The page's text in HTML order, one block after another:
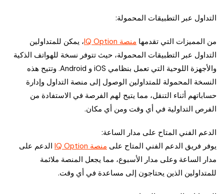
التداول عبر التطبيقات المحمولة:
من المميزات التي تقدمها منصة IQ Option
، يمكن للمتداولين
التداول عبر التطبيقات المحمولة، حيث تتوفر نسخة للهواتف الذكية
والأجهزة اللوحية التي تعمل بنظامي iOS و Android. وتتيح هذه
النسخة المحمولة للمتداولين الوصول إلى منصة التداول وإدارة
حساباتهم أثناء التنقل، مما يتيح لهم الفرصة في الاستفادة من
الفرص التداولية في أي وقت ومن أي مكان.
الدعم الفني المتاح على مدار الساعة:
يوفر فريق الدعم الفني المتاح على منصة IQ Option
الدعم على
مدار الساعة وعلى مدار الأسبوع، مما يجعل المنصة ملائمة
للمتداولين الذين يحتاجون إلى مساعدة في أي وقت.